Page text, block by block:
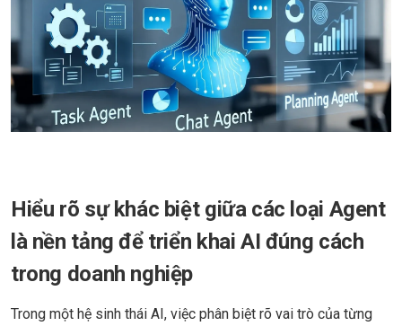
Hiểu rõ sự khác biệt giữa các loại Agent
là nền tảng để triển khai AI đúng cách
trong doanh nghiệp
Trong một hệ sinh thái AI, việc phân biệt rõ vai trò của từng